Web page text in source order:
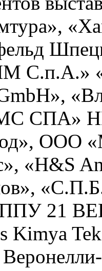
С.п.А.»
СПА»
ООО
«H&S
21